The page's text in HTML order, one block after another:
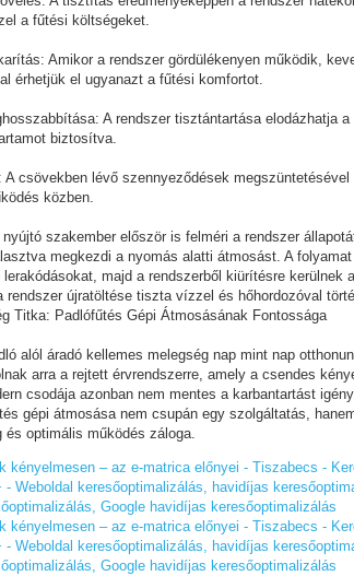
a fűtési költségeket.
Amikor a rendszer gördülékenyen működik,
érhetjük el ugyanazt a fűtési komfortot.
A rendszer tisztántartása elodázhatja
biztosítva.
A csövekben lévő szennyeződések
közben.
szakember először is felméri a rendszer
megkezdi a nyomás alatti átmosást. A
majd a rendszerből kiürítésre kerülnek
rendszer újratöltése tiszta vízzel és hőhordozóval
Titka: Padlófűtés Gépi Átmosásának Fontossága
alól áradó kellemes melegség nap mint nap
arra a rejtett érvrendszerre, amely a csendes
csodája azonban nem mentes a karbantartást
gépi átmosása nem csupán egy szolgáltatás,
és optimális működés záloga.
kényelmesen – az e-matrica előnyei - Tiszabecs -
- Weboldal keresőoptimalizálás, havidíjas
Google havidíjas keresőoptimalizálás
kényelmesen – az e-matrica előnyei - Tiszabecs -
- Weboldal keresőoptimalizálás, havidíjas
Google havidíjas keresőoptimalizálás